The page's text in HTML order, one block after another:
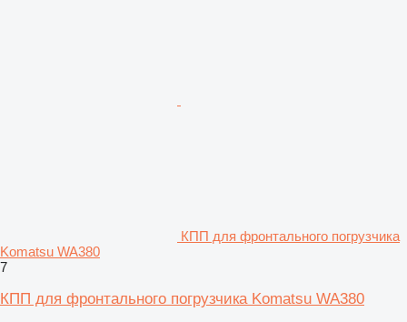
КПП для фронтального погрузчика
Komatsu WA380
7
КПП для фронтального погрузчика Komatsu WA380